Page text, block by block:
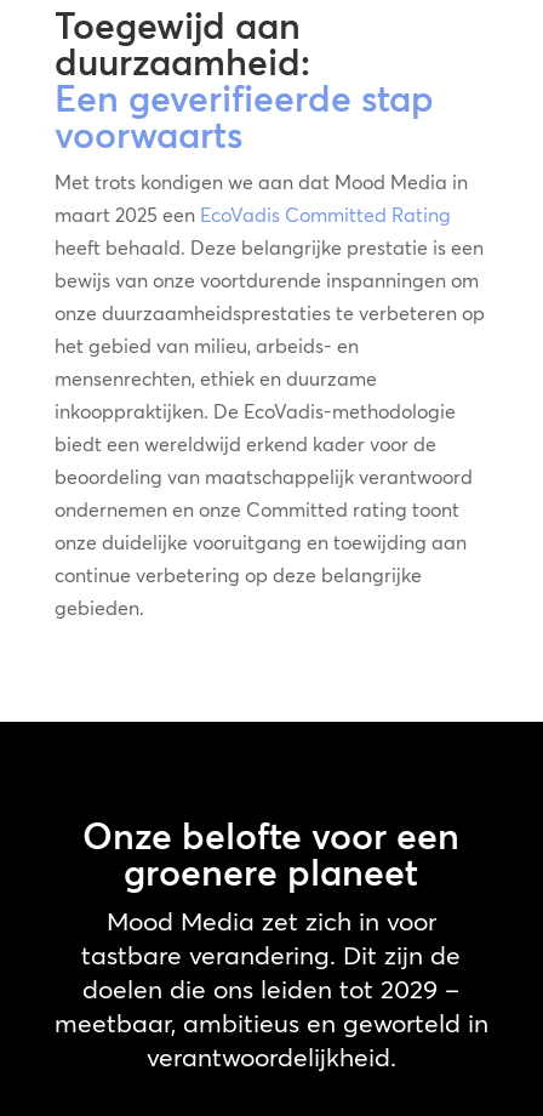
Toegewijd aan
duurzaamheid:
Een geverifieerde stap
voorwaarts
Met trots kondigen we aan dat Mood Media in
maart 2025 een EcoVadis Committed Rating
heeft behaald. Deze belangrijke prestatie is een
bewijs van onze voortdurende inspanningen om
onze duurzaamheidsprestaties te verbeteren op
het gebied van milieu, arbeids- en
mensenrechten, ethiek en duurzame
inkooppraktijken. De EcoVadis-methodologie
biedt een wereldwijd erkend kader voor de
beoordeling van maatschappelijk verantwoord
ondernemen en onze Committed rating toont
onze duidelijke vooruitgang en toewijding aan
continue verbetering op deze belangrijke
gebieden.
Onze belofte voor een
groenere planeet
Mood Media zet zich in voor
tastbare verandering. Dit zijn de
doelen die ons leiden tot 2029 –
meetbaar, ambitieus en geworteld in
verantwoordelijkheid.